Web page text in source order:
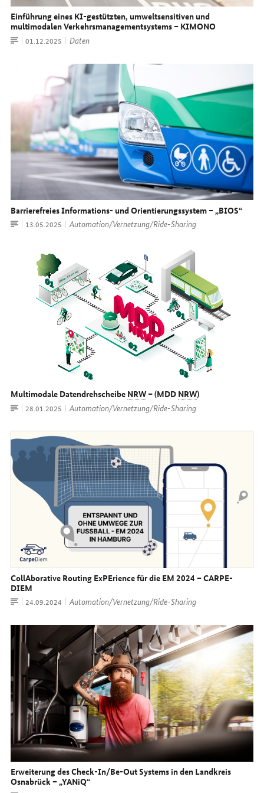
Einführung eines KI-gestützten, umweltsensitiven und
multimodalen Verkehrsmanagementsystems – KIMONO
ArtikelDatum:
01.12.2025 Daten
Barrierefreies Informations- und Orientierungssystem – „BIOS“
ArtikelDatum:
13.05.2025 Automation/Vernetzung/Ride-Sharing
Multimodale Datendrehscheibe NRW– (MDD NRW)
ArtikelDatum:
28.01.2025 Automation/Vernetzung/Ride-Sharing
CollAborative Routing ExPErience für die EM 2024 – CARPE-
DIEM
ArtikelDatum:
24.09.2024 Automation/Vernetzung/Ride-Sharing
Erweiterung des Check-In/Be-Out Systems in den Landkreis
Osnabrück – „YANiQ“